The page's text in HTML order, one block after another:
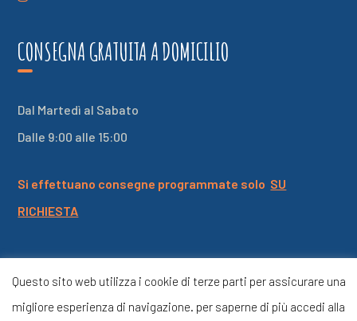
CONSEGNA GRATUITA A DOMICILIO
Dal Martedì al Sabato
Dalle 9:00 alle 15:00
Si effettuano consegne programmate solo SU
RICHIESTA
©Copyright 2020 -Powered by Menuder Communication
Questo sito web utilizza i cookie di terze parti per assicurare una
migliore esperienza di navigazione. per saperne di più accedi alla